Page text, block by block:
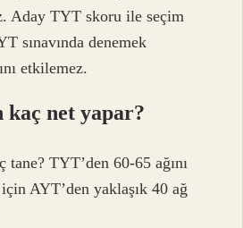
Aday TYT skoru ile seçim
sınavında denemek
etkilemez.
kaç net yapar?
TYT’den 60-65 ağını
AYT’den yaklaşık 40 ağ